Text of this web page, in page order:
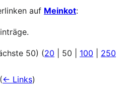
auf Meinkot:
50) (20 50 100
250
(← Links)